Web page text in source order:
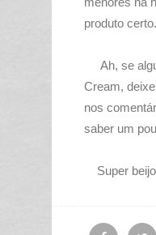
produto certo.
Ah, se
Cream,
nos
saber um
Super